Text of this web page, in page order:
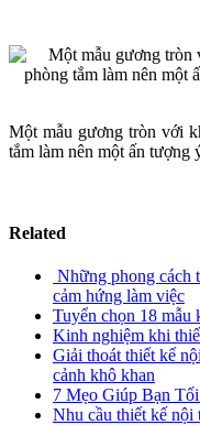
Một mẫu gương tròn với
tắm làm nên một ấn tượng
Related
Những phong cách
cảm hứng làm việc
Tuyển chọn 18 mẫu
Kinh nghiệm khi
Giải thoát thiết kế
cảnh khô khan
7 Mẹo Giúp Bạn
Nhu cầu thiết kế nội